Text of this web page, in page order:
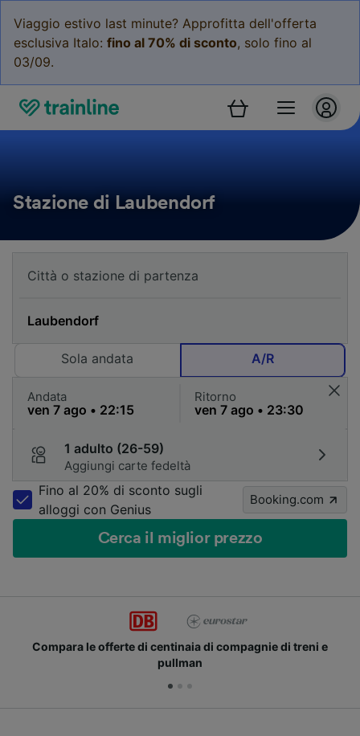
Viaggio estivo last minute? Approfitta dell'offerta
esclusiva Italo: fino al 70% di sconto, solo fino al
03/09.
Stazione di Laubendorf
Sola andata A/R
Andata Ritorno
1 adulto (26-59)
Aggiungi carte fedeltà
Fino al 20% di sconto sugli
alloggi con Genius
Booking.com
Cerca il miglior prezzo
Compara le offerte di centinaia di compagnie di treni e
pullman